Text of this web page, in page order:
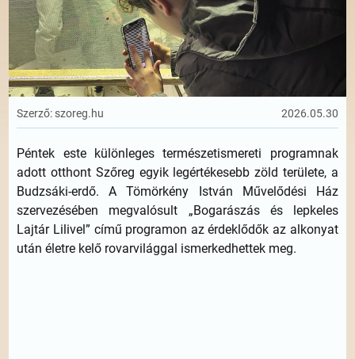
Szerző: szoreg.hu 2026.05.30
Péntek este különleges természetismereti programnak
adott otthont Szőreg egyik legértékesebb zöld területe, a
Budzsáki-erdő. A Tömörkény István Művelődési Ház
szervezésében megvalósult „Bogarászás és lepkeles
Lajtár Lilivel” című programon az érdeklődők az alkonyat
után életre kelő rovarvilággal ismerkedhettek meg.